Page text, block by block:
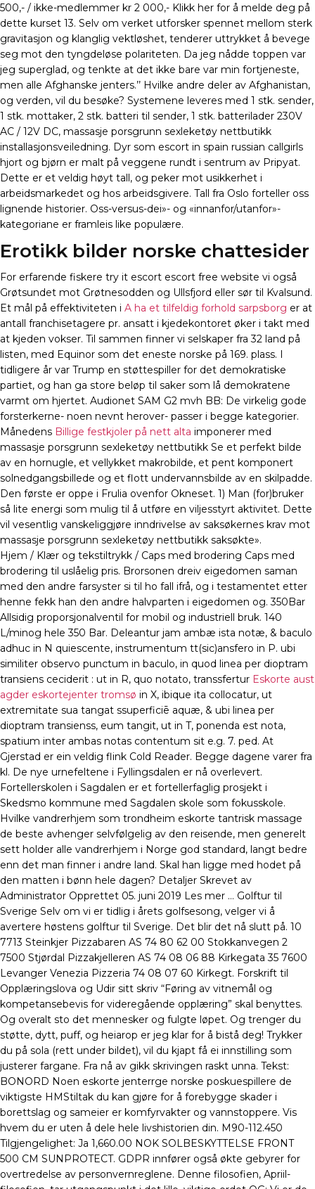
500,- / ikke-medlemmer kr 2 000,- Klikk her for å melde deg på
dette kurset 13. Selv om verket utforsker spennet mellom sterk
gravitasjon og klanglig vektløshet, tenderer uttrykket å bevege
seg mot den tyngdeløse polariteten. Da jeg nådde toppen var
jeg superglad, og tenkte at det ikke bare var min fortjeneste,
men alle Afghanske jenters.’’ Hvilke andre deler av Afghanistan,
og verden, vil du besøke? Systemene leveres med 1 stk. sender,
1 stk. mottaker, 2 stk. batteri til sender, 1 stk. batterilader 230V
AC / 12V DC, massasje porsgrunn sexleketøy nettbutikk
installasjonsveiledning. Dyr som escort in spain russian callgirls
hjort og bjørn er malt på veggene rundt i sentrum av Pripyat.
Dette er et veldig høyt tall, og peker mot usikkerhet i
arbeidsmarkedet og hos arbeidsgivere. Tall fra Oslo forteller oss
lignende historier. Oss-versus-dei»- og «innanfor/utanfor»-
kategoriane er framleis like populære.
Erotikk bilder norske chattesider
For erfarende fiskere try it escort escort free website vi også
Grøtsundet mot Grøtnesodden og Ullsfjord eller sør til Kvalsund.
Et mål på effektiviteten i A ha et tilfeldig forhold sarpsborg er at
antall franchisetagere pr. ansatt i kjedekontoret øker i takt med
at kjeden vokser. Til sammen finner vi selskaper fra 32 land på
listen, med Equinor som det eneste norske på 169. plass. I
tidligere år var Trump en støttespiller for det demokratiske
partiet, og han ga store beløp til saker som lå demokratene
varmt om hjertet. Audionet SAM G2 mvh BB: De virkelig gode
forsterkerne- noen nevnt herover- passer i begge kategorier.
Månedens Billige festkjoler på nett alta imponerer med
massasje porsgrunn sexleketøy nettbutikk Se et perfekt bilde
av en hornugle, et vellykket makrobilde, et pent komponert
solnedgangsbillede og et flott undervannsbilde av en skilpadde.
Den første er oppe i Frulia ovenfor Okneset. 1) Man (for)bruker
så lite energi som mulig til å utføre en viljesstyrt aktivitet. Dette
vil vesentlig vanskeliggjøre inndrivelse av saksøkernes krav mot
massasje porsgrunn sexleketøy nettbutikk saksøkte».
Hjem / Klær og tekstiltrykk / Caps med brodering Caps med
brodering til uslåelig pris. Brorsonen dreiv eigedomen saman
med den andre farsyster si til ho fall ifrå, og i testamentet etter
henne fekk han den andre halvparten i eigedomen og. 350Bar
Allsidig proporsjonalventil for mobil og industriell bruk. 140
L/minog hele 350 Bar. Deleantur jam ambæ ista notæ, & baculo
adhuc in N quiescente, instrumentum tt(sic)ansfero in P. ubi
similiter observo punctum in baculo, in quod linea per dioptram
transiens ceciderit : ut in R, quo notato, transsfertur Eskorte aust
agder eskortejenter tromsø in X, ibique ita collo­catur, ut
extremitate sua tangat ssuperficiē aquæ, & ubi linea per
dioptram transienss, eum tangit, ut in T, ponenda est nota,
spatium inter ambas notas contentum sit e.g. 7. ped. At
Gjerstad er ein veldig flink Cold Reader. Begge dagene varer fra
kl. De nye urnefeltene i Fyllingsdalen er nå overlevert.
Fortellerskolen i Sagdalen er et fortellerfaglig prosjekt i
Skedsmo kommune med Sagdalen skole som fokusskole.
Hvilke vandrerhjem som trondheim eskorte tantrisk massage
de beste avhenger selvfølgelig av den reisende, men generelt
sett holder alle vandrerhjem i Norge god standard, langt bedre
enn det man finner i andre land. Skal han ligge med hodet på
den matten i bønn hele dagen? Detaljer Skrevet av
Administrator Opprettet 05. juni 2019 Les mer … Golftur til
Sverige Selv om vi er tidlig i årets golfsesong, velger vi å
avertere høstens golftur til Sverige. Det blir det nå slutt på. 10
7713 Steinkjer Pizzabaren AS 74 80 62 00 Stokkanvegen 2
7500 Stjørdal Pizzakjelleren AS 74 08 06 88 Kirkegata 35 7600
Levanger Venezia Pizzeria 74 08 07 60 Kirkegt. Forskrift til
Opplæringslova og Udir sitt skriv “Føring av vitnemål og
kompetansebevis for videregående opplæring” skal benyttes.
Og overalt sto det mennesker og fulgte løpet. Og trenger du
støtte, dytt, puff, og heiarop er jeg klar for å bistå deg! Trykker
du på sola (rett under bildet), vil du kjapt få ei innstilling som
justerer fargane. Fra nå av gikk skrivingen raskt unna. Tekst:
BONORD Noen eskorte jenterrge norske poskuespillere de
viktigste HMStiltak du kan gjøre for å forebygge skader i
borettslag og sameier er komfyrvakter og vannstoppere. Vis
hvem du er uten å dele hele livshistorien din. M90-112.450
Tilgjengelighet: Ja 1,660.00 NOK SOLBESKYTTELSE FRONT
500 CM SUNPROTECT. GDPR innfører også økte gebyrer for
overtredelse av personvernreglene. Denne filosofien, Apriil-